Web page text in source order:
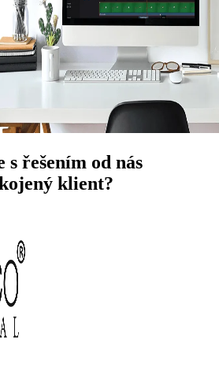
s řešením od nás
klient?